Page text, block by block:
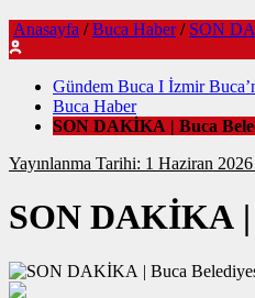
Anasayfa / Buca Haber / SON
Gündem Buca I İzmir
Buca Haber
SON DAKİKA | Buca
Yayınlanma Tarihi: 1 Haziran
SON DAKİKA |